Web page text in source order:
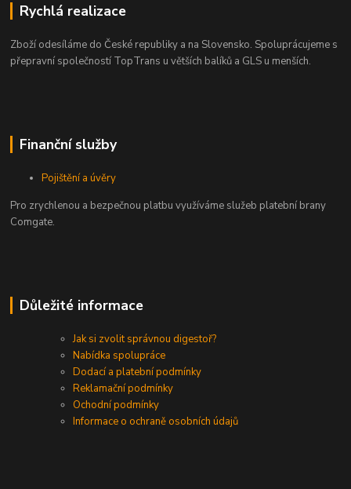
Rychlá realizace
Zboží odesíláme do České republiky a na Slovensko. Spoluprácujeme s
přepravní společností TopTrans u větších balíků a GLS u menších.
Finanční služby
Pojištění a úvěry
Pro zrychlenou a bezpečnou platbu využíváme služeb platební brany
Comgate.
Důležité informace
Jak si zvolit správnou digestoř?
Nabídka spolupráce
Dodací a platební podmínky
Reklamační podmínky
Ochodní podmínky
Informace o ochraně osobních údajů